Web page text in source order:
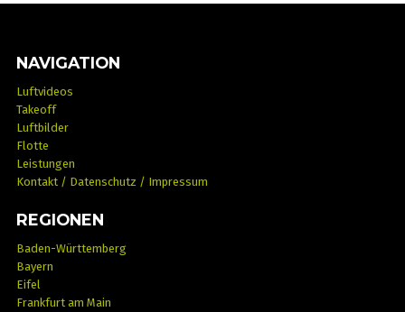
NAVIGATION
Luftvideos
Takeoff
Luftbilder
Flotte
Leistungen
Kontakt / Datenschutz / Impressum
REGIONEN
Baden-Württemberg
Bayern
Eifel
Frankfurt am Main